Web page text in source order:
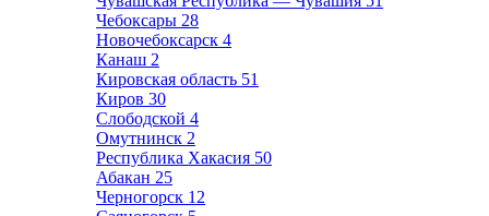
Чебоксары 28
Новочебоксарск 4
Канаш 2
Кировская область 51
Киров 30
Слободской 4
Омутнинск 2
Республика Хакасия 50
Абакан 25
Черногорск 12